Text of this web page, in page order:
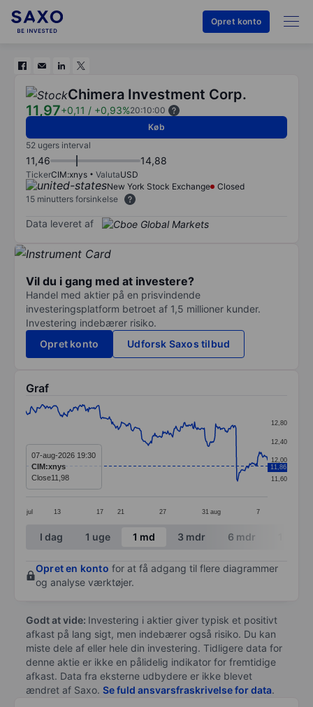
Opret konto
Chimera Investment Corp.
11,97+0,11 / +0,93%20:10:00
Køb
52 ugers interval
11,46 14,88
TickerCIM:xnys ValutaUSD
New York Stock Exchange
Closed
15 minutters forsinkelse
Data leveret af
Vil du i gang med at investere?
Handel med aktier på en prisvindende
investeringsplatform betroet af 1,5 millioner kunder.
Investering indebærer risiko.
Opret konto
Udforsk Saxos tilbud
Graf
Line chart with 299 data points.
The chart has 1 X axis displaying categories.
The chart has 1 Y axis displaying values. Data ranges
jul 13 17 21 27 31 aug 7
11,60
12,00
12,40
12,80
11,86
07-aug-2026 19:30
CIM:xnys
Close11,98
End of interactive chart.
I dag 1 uge 1 md 3 mdr 6 mdr
Opret en konto for at få adgang til flere diagrammer
og analyse værktøjer.
Godt at vide: Investering i aktier giver typisk et positivt
afkast på lang sigt, men indebærer også risiko. Du kan
miste dele af eller hele din investering. Tidligere data for
denne aktie er ikke en pålidelig indikator for fremtidige
afkast. Data fra eksterne udbydere er ikke blevet
ændret af Saxo. Se fuld ansvarsfraskrivelse for data.